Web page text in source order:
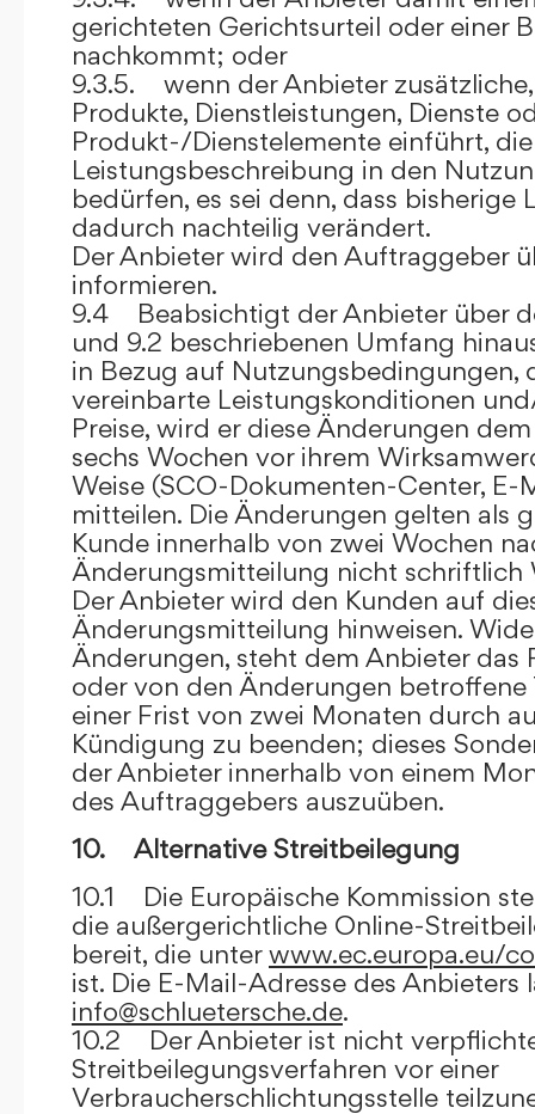
gerichteten Gerichtsurteil oder einer
nachkommt; oder
9.3.5. wenn der Anbieter
Produkte, Dienstleistungen, Dienste
Produkt-/Dienstelemente einführt,
Leistungsbeschreibung in den
bedürfen, es sei denn, dass bisherige
dadurch nachteilig verändert.
Der Anbieter wird den Auftraggeber
informieren.
9.4 Beabsichtigt der Anbieter über
und 9.2 beschriebenen Umfang
in Bezug auf Nutzungsbedingungen,
vereinbarte Leistungskonditionen
Preise, wird er diese Änderungen
sechs Wochen vor ihrem
Weise (SCO-Dokumenten-Center, E-
mitteilen. Die Änderungen gelten als
Kunde innerhalb von zwei Wochen
Änderungsmitteilung nicht schriftlich
Der Anbieter wird den Kunden auf
Änderungsmitteilung hinweisen.
Änderungen, steht dem Anbieter das
oder von den Änderungen betroffene
einer Frist von zwei Monaten durch
Kündigung zu beenden; dieses
der Anbieter innerhalb von einem
des Auftraggebers auszuüben.
10. Alternative Streitbeilegung
10.1 Die Europäische Kommission
die außergerichtliche Online-
bereit, die unterwww.ec.europa.eu/
ist. Die E-Mail-Adresse des Anbieters
info@schluetersche.de.
10.2 Der Anbieter ist nicht
Streitbeilegungsverfahren vor einer
Verbraucherschlichtungsstelle